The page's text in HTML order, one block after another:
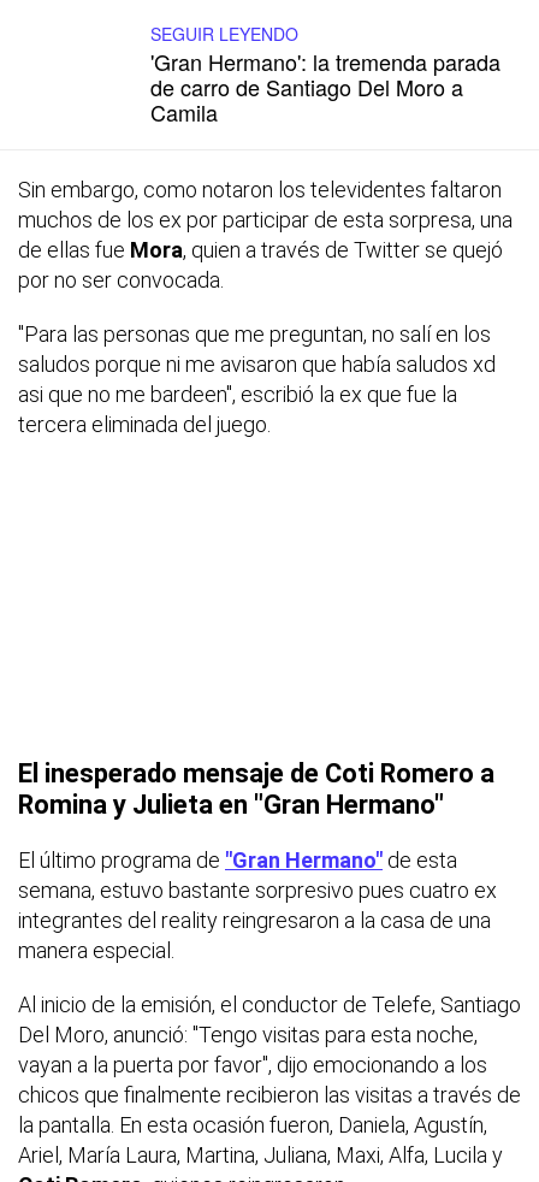
SEGUIR LEYENDO
'Gran Hermano': la tremenda parada
de carro de Santiago Del Moro a
Camila
Sin embargo, como notaron los televidentes faltaron
muchos de los ex por participar de esta sorpresa, una
de ellas fue Mora, quien a través de Twitter se quejó
por no ser convocada.
"Para las personas que me preguntan, no salí en los
saludos porque ni me avisaron que había saludos xd
asi que no me bardeen", escribió la ex que fue la
tercera eliminada del juego.
El inesperado mensaje de Coti Romero a
Romina y Julieta en "Gran Hermano"
El último programa de "Gran Hermano" de esta
semana, estuvo bastante sorpresivo pues cuatro ex
integrantes del reality reingresaron a la casa de una
manera especial.
Al inicio de la emisión, el conductor de Telefe, Santiago
Del Moro, anunció: "Tengo visitas para esta noche,
vayan a la puerta por favor", dijo emocionando a los
chicos que finalmente recibieron las visitas a través de
la pantalla. En esta ocasión fueron, Daniela, Agustín,
Ariel, María Laura, Martina, Juliana, Maxi, Alfa, Lucila y